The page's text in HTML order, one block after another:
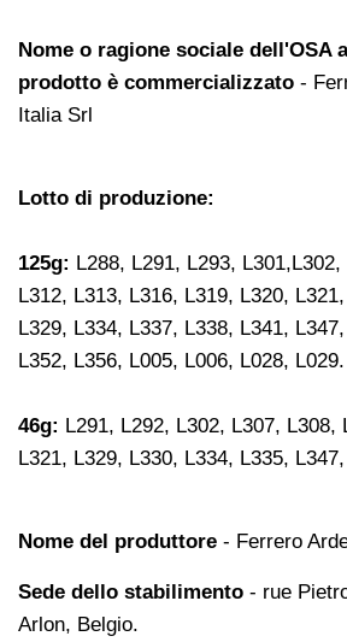
Nome o ragione sociale dell'OSA
prodotto è commercializzato -
Italia Srl
Lotto di produzione:
125g: L288, L291, L293,
L312, L313, L316, L319, L320,
L329, L334, L337, L338, L341,
L352, L356, L005, L006, L028, L029.
46g: L291, L292, L302, L307, L308,
L321, L329, L330, L334, L335,
Nome del produttore - Ferrero
Sede dello stabilimento - rue
Arlon, Belgio.